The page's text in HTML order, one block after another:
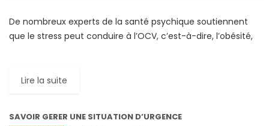
De nombreux experts de la santé psychique soutiennent
que le stress peut conduire à l’OCV, c’est-à-dire, l’obésité,
Lire la suite
SAVOIR GERER UNE SITUATION D’URGENCE